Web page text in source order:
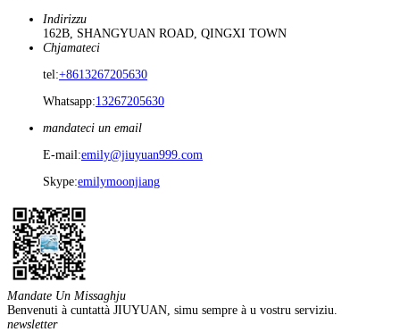
Indirizzu
162B, SHANGYUAN ROAD, QINGXI TOWN
Chjamateci
tel:+8613267205630
Whatsapp:13267205630
mandateci un email
E-mail:emily@jiuyuan999.com
Skype:emilymoonjiang
Mandate Un Missaghju
Benvenuti à cuntattà JIUYUAN, simu sempre à u vostru serviziu.
newsletter